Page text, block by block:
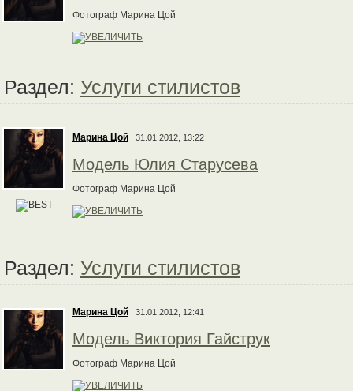
Фотограф Марина Цой
Раздел: Услуги стилистов
Марина Цой 31.01.2012, 13:22
Модель Юлия Старусева
Фотограф Марина Цой
Раздел: Услуги стилистов
Марина Цой 31.01.2012, 12:41
Модель Виктория Гайструк
Фотограф Марина Цой